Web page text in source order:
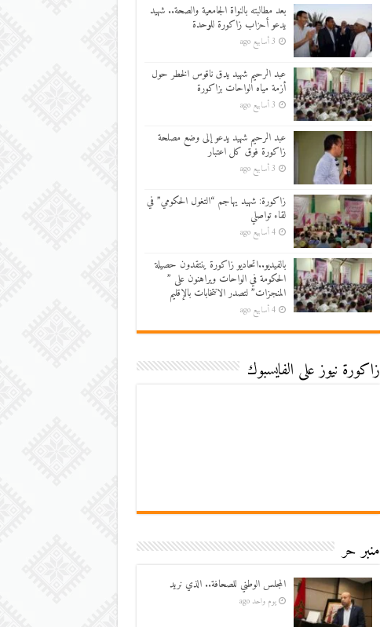
بعد مطالبته بالنواة الجامعية والصحة.. شهيد
يدعو أحزاب زاكورة للوحدة
3 أسابيع ago
عبد الرحيم شهيد يدق ناقوس الخطر حول
أزمة مياه الواحات بزاكورة
3 أسابيع ago
عبد الرحيم شهيد يدعو إلى وضع مصلحة
زاكورة فوق كل اعتبار
3 أسابيع ago
زاكورة: شهيد يهاجم “التغول الحكومي” في
لقاء تواصلي
4 أسابيع ago
بالفيديو..اتحاديو زاكورة ينتقدون حصيلة
الحكومة في الواحات ويراهنون على ”
المنجزات” لتصدر الانتخابات بالإقليم
4 أسابيع ago
زاكورة نيوز على الفايسبوك
منبر حر
المجلس الوطني للصحافة.. الذي نريد
يوم واحد ago